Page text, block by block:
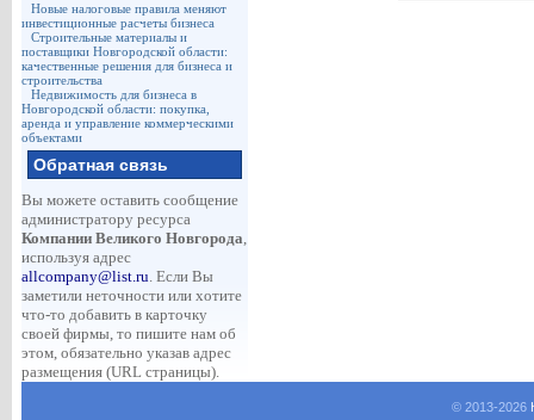
Новые налоговые правила меняют
инвестиционные расчеты бизнеса
Строительные материалы и
поставщики Новгородской области:
качественные решения для бизнеса и
строительства
Недвижимость для бизнеса в
Новгородской области: покупка,
аренда и управление коммерческими
объектами
Обратная связь
Вы можете оставить сообщение
администратору ресурса
Компании Великого Новгорода,
используя адрес
allcompany@list.ru. Если Вы
заметили неточности или хотите
что-то добавить в карточку
своей фирмы, то пишите нам об
этом, обязательно указав адрес
размещения (URL страницы).
© 2013-2026